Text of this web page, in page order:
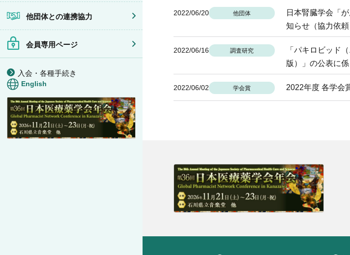
他団体との連携協力
会員専用ページ
入会・各種手続き
English
2022/06/20 他団体
⽇本腎臓学会「
知らせ（協力依頼
2022/06/16 調査研究
「パキロビッド
版）」の公表に
2022/06/02 学会賞 2022年度 各学会